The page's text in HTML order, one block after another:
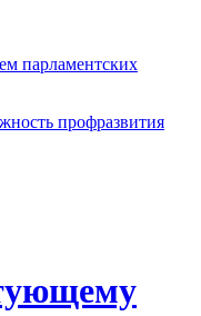
парламентских
профразвития